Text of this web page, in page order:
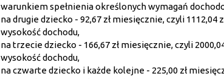
warunkiem spełnienia określonych wymagań
na drugie dziecko - 92,67 zł miesięcznie, czyli 1112,04
wysokość dochodu,
na trzecie dziecko - 166,67 zł miesięcznie, czyli
wysokość dochodu,
na czwarte dziecko i każde kolejne - 225,00 zł